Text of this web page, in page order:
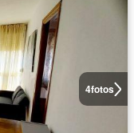
4fotos